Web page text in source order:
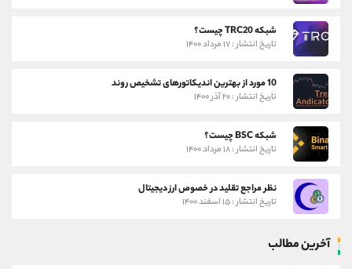
شبکه TRC20 چیست؟
تاریخ انتشار : ۱۷ مرداد ۱۴۰۰
10 مورد از بهترین اندیکاتورهای تشخیص روند
تاریخ انتشار : ۲۰ آذر ۱۴۰۰
شبکه BSC چیست؟
تاریخ انتشار : ۱۸ مرداد ۱۴۰۰
نظر مراجع تقلید در خصوص ارز دیجیتال
تاریخ انتشار : ۱۵ اسفند ۱۴۰۰
آخرین مطالب